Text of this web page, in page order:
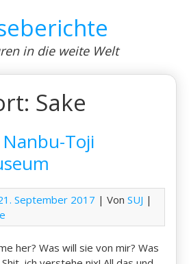
in die weite Welt
Sake
Toji
September 2017 | VonSUJ |
her? Was will sie von mir? Was